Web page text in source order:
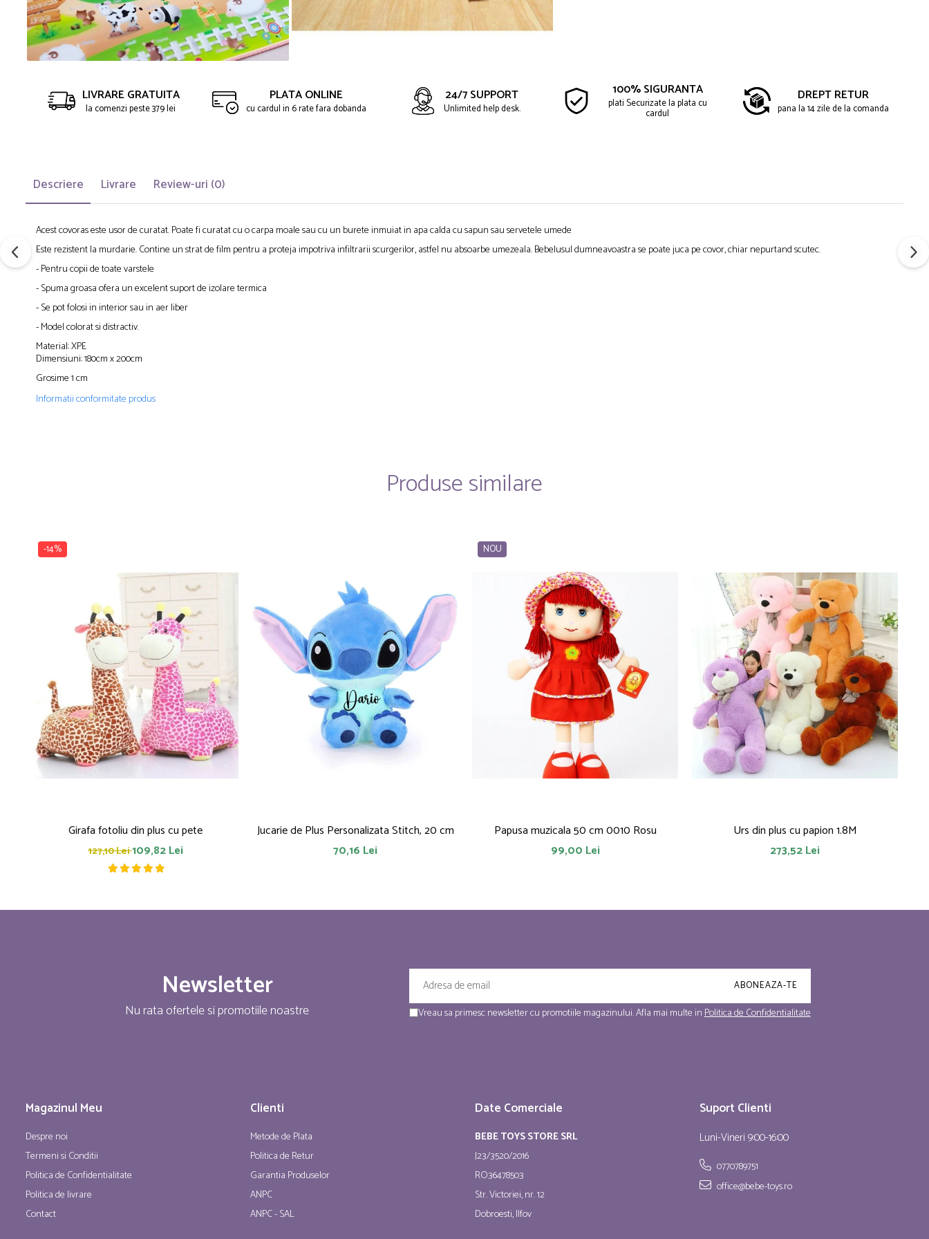
LIVRARE GRATUITA
la comenzi peste 379 lei
PLATA ONLINE
cu cardul in 6 rate fara dobanda
24/7 SUPPORT
Unlimited help desk.
100% SIGURANTA
plati Securizate la plata cu
cardul
DREPT RETUR
pana la 14 zile de la comanda
Descriere Livrare Review-uri (0)
Acest covoras este usor de curatat. Poate fi curatat cu o carpa moale sau cu un burete inmuiat in apa calda cu sapun sau servetele umede
Este rezistent la murdarie. Contine un strat de film pentru a proteja impotriva infiltrarii scurgerilor, astfel nu absoarbe umezeala. Bebelusul dumneavoastra se poate juca pe covor, chiar nepurtand scutec.
- Pentru copii de toate varstele
- Spuma groasa ofera un excelent suport de izolare termica
- Se pot folosi in interior sau in aer liber
- Model colorat si distractiv.
Material: XPE
Dimensiuni: 180cm x 200cm
Grosime 1 cm
Informatii conformitate produs
Produse similare
-14%
Girafa fotoliu din plus cu pete
127,10 Lei109,82 Lei
Jucarie de Plus Personalizata Stitch, 20 cm
70,16 Lei
NOU
Papusa muzicala 50 cm 0010 Rosu
99,00 Lei
Urs din plus cu papion 1.8M
273,52 Lei
Newsletter
Nu rata ofertele si promotiile noastre Vreau sa primesc newsletter cu promotiile magazinului. Afla mai multe inPolitica de Confidentialitate
Magazinul Meu
Despre noi
Termeni si Conditii
Politica de Confidentialitate
Politica de livrare
Contact
Clienti
Metode de Plata
Politica de Retur
Garantia Produselor
ANPC
ANPC - SAL
Date Comerciale
BEBE TOYS STORE SRL
J23/3520/2016
RO36478503
Str. Victoriei, nr. 12
Dobroesti, Ilfov
Suport Clienti
Luni-Vineri 9:00-16:00
0770789751
office@bebe-toys.ro